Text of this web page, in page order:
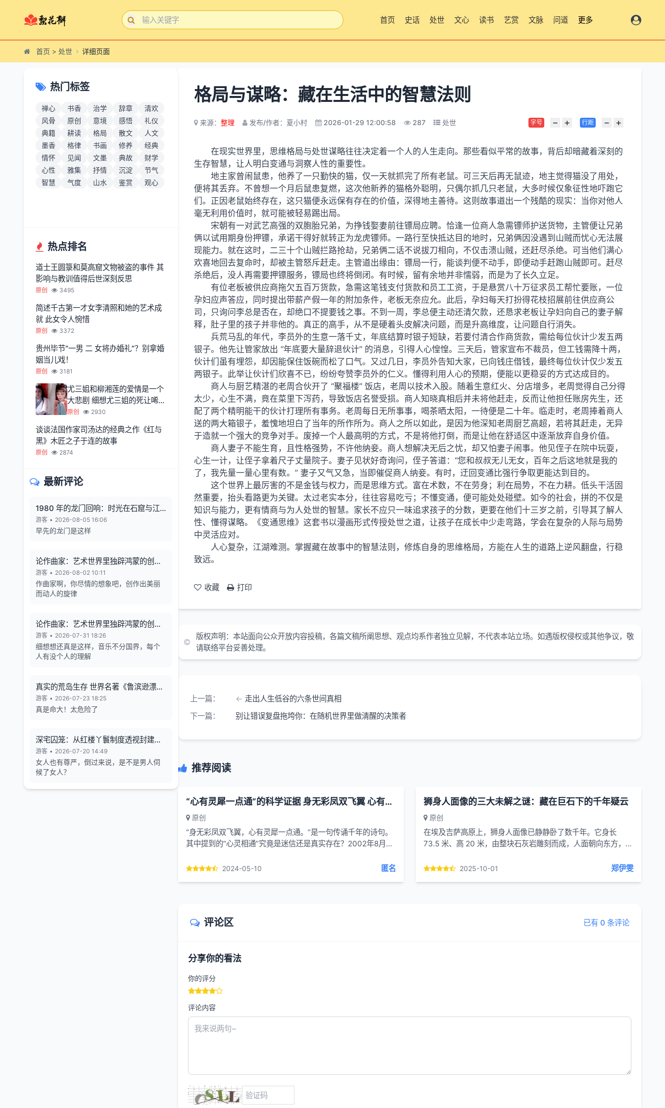
首页 史话 处世 文心 读书 艺赏 文脉 问道 更多
首页 > 处世 详细页面
热门标签
禅心 书香 治学 辞章
清欢
风骨
原创 意境 感悟
礼仪
典籍
耕读 格局 散文
人文
墨香
格律 书画 修养
经典
情怀
见闻 文墨 典故
财学
心性
雅集 抒情 沉淀
节气
智慧
气度 山水 鉴赏 观心
热点排名
道士王圆箓和莫高窟文物被盗的事件 其
影响与教训值得后世深刻反思
原创 3495
简述千古第一才女李清照和她的艺术成
就 此女令人惋惜
原创 3372
贵州毕节“一男 二 女将办婚礼”？别拿婚
姻当儿戏！
原创 3181
尤三姐和柳湘莲的爱情是一个
大悲剧 细想尤三姐的死让唏嘘
不已
原创 2930
谈谈法国作家司汤达的经典之作《红与
黑》木匠之子于连的故事
原创 2874
最新评论
1980 年的龙门回响：时光在石窟与江
风中凝固
游客 • 2026-08-05 16:06
早先的龙门是这样
论作曲家：艺术世界里独辟鸿蒙的创造
者
游客 • 2026-08-02 10:11
作曲家啊，你尽情的想象吧，创作出美丽
而动人的旋律
论作曲家：艺术世界里独辟鸿蒙的创造
者
游客 • 2026-07-31 18:26
细想想还真是这样，音乐不分国界，每个
人有没个人的理解
真实的荒岛生存 世界名著《鲁滨逊漂流
记》的原型
游客 • 2026-07-23 18:25
真是命大！太危险了
深宅囚笼：从红楼丫鬟制度透视封建女
性的生存异化与人格消解
游客 • 2026-07-20 14:49
女人也有尊严，倒过来说，是不是男人伺
候了女人？
格局与谋略：藏在生活中的智慧法则
来源： 整理 发布/作者：夏小村 2026-01-29 12:00:58 287 处世 字号 − + 行距 − +
在现实世界里，思维格局与处世谋略往往决定着一个人的人生走向。那些看似平常的故事，背后却暗藏着深刻的
生存智慧，让人明白变通与洞察人性的重要性。
地主家曾闹鼠患，他养了一只勤快的猫，仅一天就抓完了所有老鼠。可三天后再无鼠迹，地主觉得猫没了用处，
便将其丢弃。不曾想一个月后鼠患复燃，这次他新养的猫格外聪明，只偶尔抓几只老鼠，大多时候仅象征性地吓跑它
们。正因老鼠始终存在，这只猫便永远保有存在的价值，深得地主善待。这则故事道出一个残酷的现实：当你对他人
毫无利用价值时，就可能被轻易踢出局。
宋朝有一对武艺高强的双胞胎兄弟，为挣钱娶妻前往镖局应聘。恰逢一位商人急需镖师护送货物，主管便让兄弟
俩以试用期身份押镖，承诺干得好就转正为龙虎镖师。一路行至快抵达目的地时，兄弟俩因没遇到山贼而忧心无法展
现能力。就在这时，二三十个山贼拦路抢劫，兄弟俩二话不说拔刀相向，不仅击溃山贼，还赶尽杀绝。可当他们满心
欢喜地回去复命时，却被主管怒斥赶走。主管道出缘由：镖局一行，能谈判便不动手，即便动手赶跑山贼即可。赶尽
杀绝后，没人再需要押镖服务，镖局也终将倒闭。有时候，留有余地并非懦弱，而是为了长久立足。
有位老板被供应商拖欠五百万货款，急需这笔钱支付货款和员工工资，于是悬赏八十万征求员工帮忙要账，一位
孕妇应声答应，同时提出带薪产假一年的附加条件，老板无奈应允。此后，孕妇每天打扮得花枝招展前往供应商公
司，只询问李总是否在，却绝口不提要钱之事。不到一周，李总便主动还清欠款，还恳求老板让孕妇向自己的妻子解
释，肚子里的孩子并非他的。真正的高手，从不是硬着头皮解决问题，而是升高维度，让问题自行消失。
兵荒马乱的年代，李员外的生意一落千丈，年底结算时银子短缺，若要付清合作商货款，需给每位伙计少发五两
银子。他先让管家放出 “年底要大量辞退伙计” 的消息，引得人心惶惶。三天后，管家宣布不裁员，但工钱需降十两，
伙计们虽有埋怨，却因能保住饭碗而松了口气。又过几日，李员外告知大家，已向钱庄借钱，最终每位伙计仅少发五
两银子。此举让伙计们欣喜不已，纷纷夸赞李员外的仁义。懂得利用人心的预期，便能以更稳妥的方式达成目的。
商人与厨艺精湛的老周合伙开了 “聚福楼” 饭店，老周以技术入股。随着生意红火、分店增多，老周觉得自己分得
太少，心生不满，竟在菜里下泻药，导致饭店名誉受损。商人知晓真相后并未将他赶走，反而让他担任账房先生，还
配了两个精明能干的伙计打理所有事务。老周每日无所事事，喝茶晒太阳，一待便是二十年。临走时，老周捧着商人
送的两大箱银子，羞愧地坦白了当年的所作所为。商人之所以如此，是因为他深知老周厨艺高超，若将其赶走，无异
于造就一个强大的竞争对手。废掉一个人最高明的方式，不是将他打倒，而是让他在舒适区中逐渐放弃自身价值。
商人妻子不能生育，且性格强势，不许他纳妾。商人想解决无后之忧，却又怕妻子闹事。他见侄子在院中玩耍，
心生一计，让侄子拿着尺子丈量院子。妻子见状好奇询问，侄子答道：“您和叔叔无儿无女，百年之后这地就是我的
了，我先量一量心里有数。” 妻子又气又急，当即催促商人纳妾。有时，迂回变通比强行争取更能达到目的。
这个世界上最厉害的不是金钱与权力，而是思维方式。富在术数，不在劳身；利在局势，不在力耕。低头干活固
然重要，抬头看路更为关键。太过老实本分，往往容易吃亏；不懂变通，便可能处处碰壁。如今的社会，拼的不仅是
知识与能力，更有情商与为人处世的智慧。家长不应只一味追求孩子的分数，更要在他们十三岁之前，引导其了解人
性、懂得谋略。《变通思维》这套书以漫画形式传授处世之道，让孩子在成长中少走弯路，学会在复杂的人际与局势
中灵活应对。
人心复杂，江湖难测。掌握藏在故事中的智慧法则，修炼自身的思维格局，方能在人生的道路上逆风翻盘，行稳
致远。
收藏 打印
版权声明：本站面向公众开放内容投稿，各篇文稿所阐思想、观点均系作者独立见解，不代表本站立场。如遇版权侵权或其他争议，敬
请联络平台妥善处理。
上一篇：
走出人生低谷的六条世间真相
下一篇：
别让错误复盘拖垮你：在随机世界里做清醒的决策者
推荐阅读
“心有灵犀一点通”的科学证据 身无彩凤双飞翼 心有灵犀一点通
原创
“身无彩凤双飞翼，心有灵犀一点通。”是一句传诵千年的诗句。
其中提到的“心灵相通”究竟是迷信还是真实存在？2002年8月4
Bruce) 发表了一则新闻，...
2024-05-10 匿名
狮身人面像的三大未解之谜：藏在巨石下的千年疑云​
原创
在埃及吉萨高原上，狮身人面像已静静卧了数千年。它身长
73.5 米、高 20 米，由整块石灰岩雕刻而成，人面朝向东方，凝
2025-10-01 郑伊雯
评论区 已有 0 条评论
分享你的看法
你的评分
评论内容